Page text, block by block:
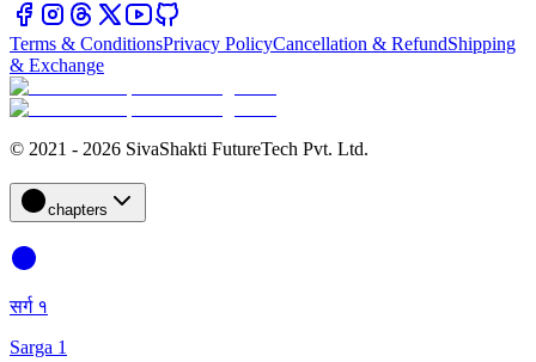
Terms & ConditionsPrivacy PolicyCancellation & RefundShipping
& Exchange
© 2021 - 2026 SivaShakti FutureTech Pvt. Ltd.
chapters
सर्ग १
Sarga 1